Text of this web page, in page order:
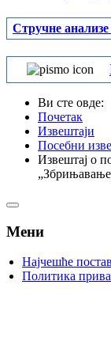
Стручне
Ви сте овде:
Почетак
Извештаји
Посебни
Извештај о
Мени
Најчешће
Политика